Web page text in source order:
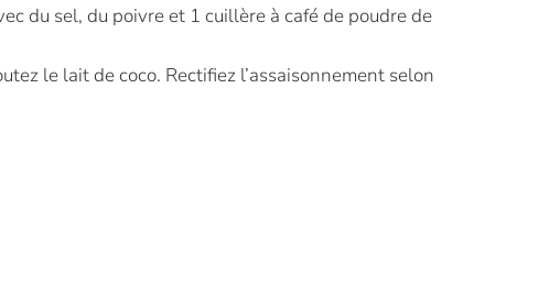
du sel, du poivre et 1 cuillère à café de poudre de
le lait de coco. Rectifiez l’assaisonnement selon